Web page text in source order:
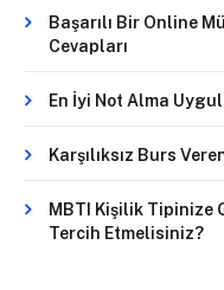
Başarılı Bir Online
Cevapları
En İyi Not Alma
Karşılıksız Burs
MBTI Kişilik Tipinize
Tercih Etmelisiniz?